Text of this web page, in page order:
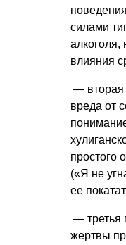
силами
алкоголя,
влияния
— вторая
вреда от
простого
(«Я не
ее
— третья
жертвы